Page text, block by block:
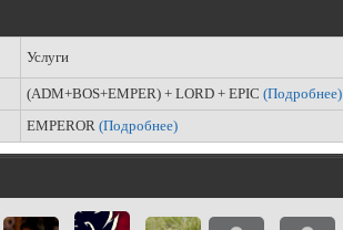
Услуги
(ADM+BOS+EMPER) + LORD + EPIC (Подробнее)
EMPEROR (Подробнее)